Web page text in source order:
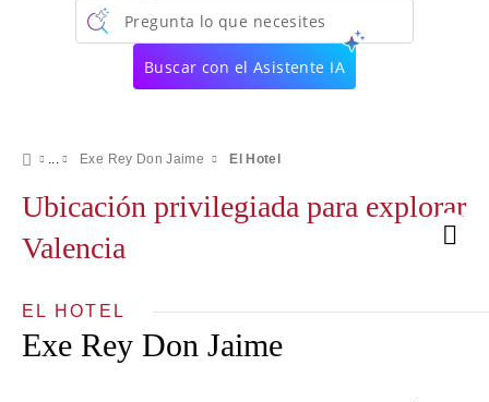
Pregunta lo que necesites
Buscar con el Asistente IA
Exe Rey Don Jaime El Hotel
Ubicación privilegiada para explorar
Valencia
EL HOTEL
Exe Rey Don Jaime